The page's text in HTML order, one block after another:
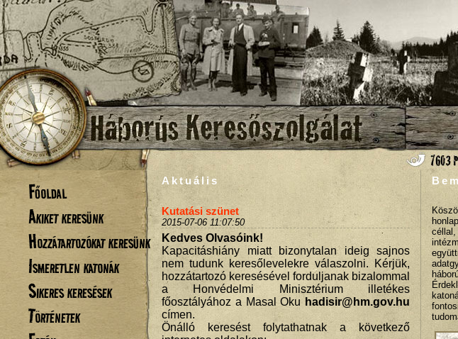
Főoldal
Akiket keresünk
Hozzátartozókat keresünk
Ismeretlen katonák
Sikeres keresések
Történetek
Aktuális
Kutatási szünet
2015-07-06 11:07:50
Kedves Olvasóink!
Kapacitáshiány miatt bizonytalan ideig sajnos
nem tudunk keresőlevelekre válaszolni. Kérjük,
hozzátartozó keresésével forduljanak bizalommal
a Honvédelmi Minisztérium illetékes
főosztályához a Masal Oku hadisir@hm.gov.hu
címen.
Önálló keresést folytathatnak a következő